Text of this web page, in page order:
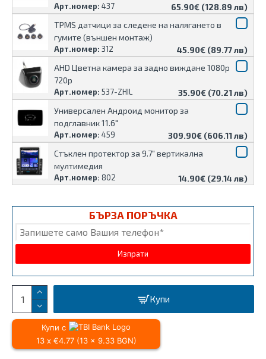
Арт.номер: 437
65.90€ (128.89 лв)
TPMS датчици за следене на налягането в
гумите (външен монтаж)
Арт.номер: 312
45.90€ (89.77 лв)
AHD Цветна камера за задно виждане 1080p
720p
Арт.номер: 537-ZHIL
35.90€ (70.21 лв)
Универсален Андроид монитор за
подглавник 11.6"
Арт.номер: 459
309.90€ (606.11 лв)
Стъклен протектор за 9.7″ вертикална
мултимедия
Арт.номер: 802 14.90€ (29.14 лв)
БЪРЗА ПОРЪЧКА
Купи
Купи с
13 x €4.77 (13 x 9.33 BGN)